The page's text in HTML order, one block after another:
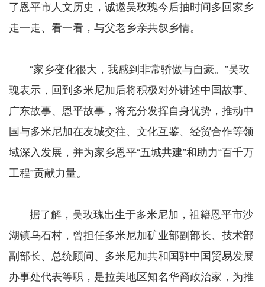
了恩平市人文历史，诚邀吴玫瑰今后抽时间多回家乡
走一走、看一看，与父老乡亲共叙乡情。
​​​​​​​ “家乡变化很大，我感到非常骄傲与自豪。”吴玫
瑰表示，回到多米尼加后将积极对外讲述中国故事、
广东故事、恩平故事，将充分发挥自身优势，推动中
国与多米尼加在友城交往、文化互鉴、经贸合作等领
域深入发展，并为家乡恩平“五城共建”和助力“百千万
工程”贡献力量。
​​​​​​​​​​​​​​ 据了解，吴玫瑰出生于多米尼加，祖籍恩平市沙
湖镇乌石村，曾担任多米尼加矿业部副部长、技术部
副部长、总统顾问、多米尼加共和国驻中国贸易发展
办事处代表等职，是拉美地区知名华裔政治家，为推